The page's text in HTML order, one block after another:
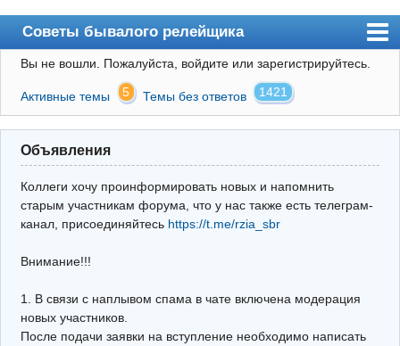
Советы бывалого релейщика
Форум
Правила
Поиск
Регистрация
Архив
Почта
Поиск релейщика
Видео РЗиА
Вы не вошли. Пожалуйста, войдите или зарегистрируйтесь.
Активные темы 5 Темы без ответов 1421
Объявления
Коллеги хочу проинформировать новых и напомнить
старым участникам форума, что у нас также есть телеграм-
канал, присоединяйтесь https://t.me/rzia_sbr
Внимание!!!
1. В связи с наплывом спама в чате включена модерация
новых участников.
После подачи заявки на вступление необходимо написать